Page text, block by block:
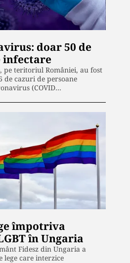
doar 50 de
infectare
pe teritoriul României, au fost
de cazuri de persoane
(COVID…
împotriva
în Ungaria
Fidesz din Ungaria a
lege care interzice